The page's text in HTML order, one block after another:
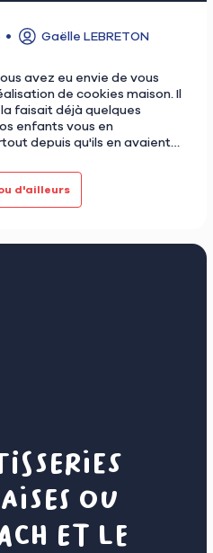
Gaëlle LEBRETON
avez eu envie de vous
de cookies maison. Il
faisait déjà quelques
enfants vous en
depuis qu'ils en avaient
d'ailleurs
ou
et le